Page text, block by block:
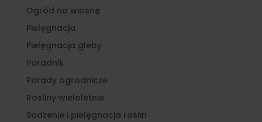
Ogród na wiosnę
Pielęgnacja
Pielęgnacja gleby
Poradnik
Porady ogrodnicze
Rośliny wieloletnie
Sadzenie i pielęgnacja roślin